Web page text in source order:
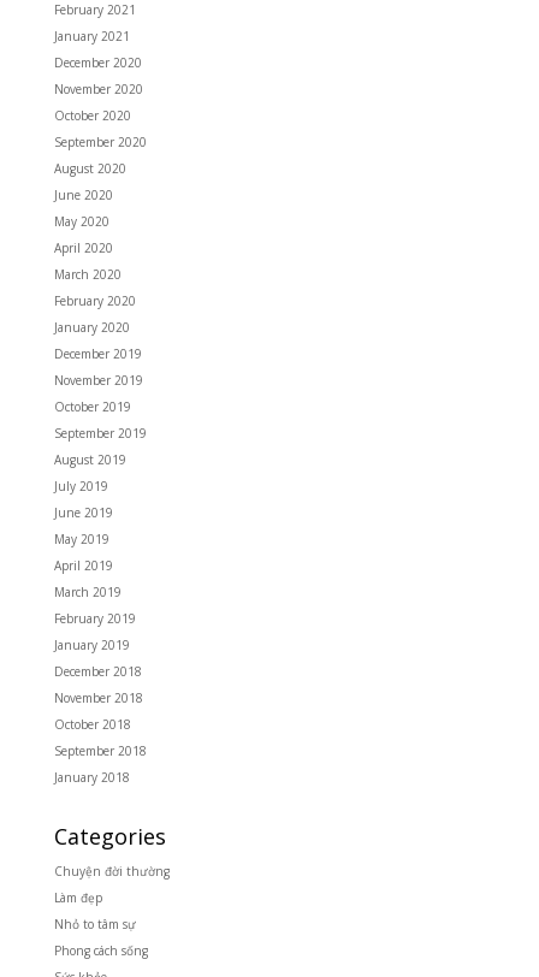
February 2021
January 2021
December 2020
November 2020
October 2020
September 2020
August 2020
June 2020
May 2020
April 2020
March 2020
February 2020
January 2020
December 2019
November 2019
October 2019
September 2019
August 2019
July 2019
June 2019
May 2019
April 2019
March 2019
February 2019
January 2019
December 2018
November 2018
October 2018
September 2018
January 2018
Categories
Chuyện đời thường
Làm đẹp
Nhỏ to tâm sự
Phong cách sống